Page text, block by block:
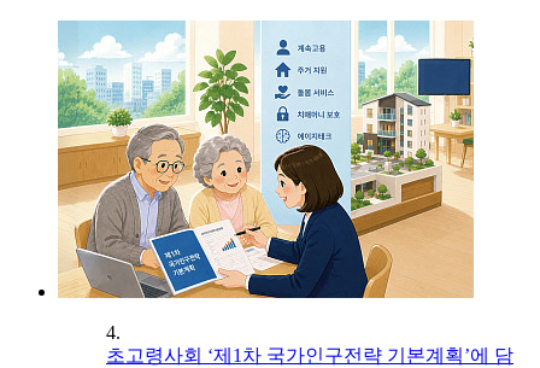
4.
초고령사회 ‘제1차 국가인구전략 기본계획’에 담